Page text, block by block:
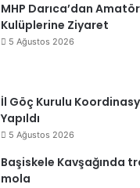
MHP Darıca’dan
Kulüplerine Ziyaret
5 Ağustos 2026
İl Göç Kurulu
Yapıldı
5 Ağustos 2026
Başiskele Kavşağında
mola